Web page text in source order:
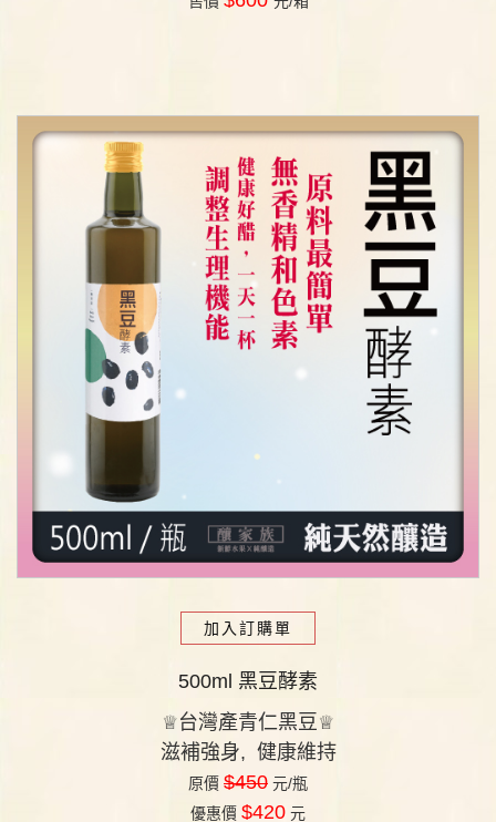
加入訂購單
500ml 黑豆酵素
♕台灣產青仁黑豆♕
滋補強身, 健康維持
原價 $450 元/瓶
優惠價 $420 元